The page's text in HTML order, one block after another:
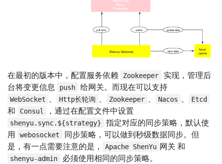
在最初的版本中，配置服务依赖 Zookeeper
实现，管理后
台将变更信息
push 给网关。而现在可以支持
WebSocket 、 Http长轮询 、 Zookeeper 、 Nacos 、 Etcd
和 Consul ，通过在配置文件中设置
shenyu.sync.${strategy}
指定对应的同步策略，默认使
用
webosocket
同步策略，可以做到秒级数据同步。但
是，有一点需要注意的是，
Apache ShenYu 网关 和
shenyu-admin
必须使用相同的同步策略。